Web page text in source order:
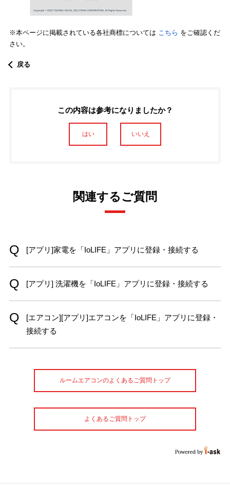
※本ページに掲載されている各社商標については こちら をご確認くだ
さい。
戻る
この内容は参考になりましたか？
はい いいえ
関連するご質問
[アプリ]家電を「IoLIFE」アプリに登録・接続する
[アプリ] 洗濯機を「IoLIFE」アプリに登録・接続する
[エアコン][アプリ]エアコンを「IoLIFE」アプリに登録・
接続する
ルームエアコンのよくあるご質問トップ
よくあるご質問トップ